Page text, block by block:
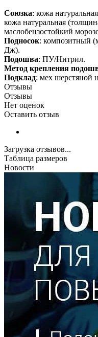
Союзка: кожа
кожа натуральная
маслобензостойкий
Подносок: композитный
Дж).
Подошва: ПУ/Нитрил.
Метод крепления
Подклад: мех шерстяной
Отзывы
Отзывы
Нет оценок
Оставить отзыв
Загрузка отзывов...
Таблица размеров
Новости